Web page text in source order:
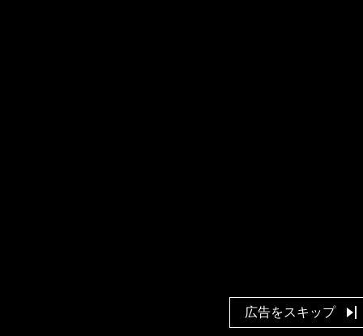
広告をスキップ